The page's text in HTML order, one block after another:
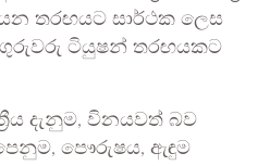
තරඟයට සාර්ථක ලෙස
ටියුෂන් තරඟයකට
දැනුම, විනයවත් බව
පෞරුෂය, ඇඳුම